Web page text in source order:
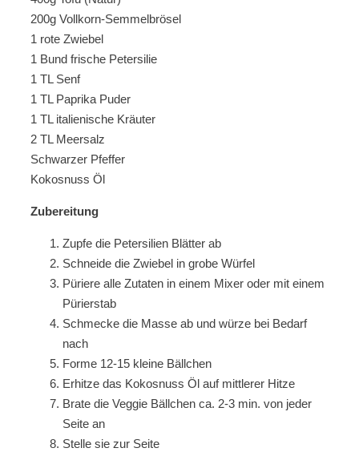
200g Vollkorn-Semmelbrösel
1 rote Zwiebel
1 Bund frische Petersilie
1 TL Senf
1 TL Paprika Puder
1 TL italienische Kräuter
2 TL Meersalz
Schwarzer Pfeffer
Kokosnuss Öl
Zubereitung
Zupfe die Petersilien Blätter ab
Schneide die Zwiebel in grobe Würfel
Püriere alle Zutaten in einem Mixer oder mit einem
Pürierstab
Schmecke die Masse ab und würze bei Bedarf
nach
Forme 12-15 kleine Bällchen
Erhitze das Kokosnuss Öl auf mittlerer Hitze
Brate die Veggie Bällchen ca. 2-3 min. von jeder
Seite an
Stelle sie zur Seite